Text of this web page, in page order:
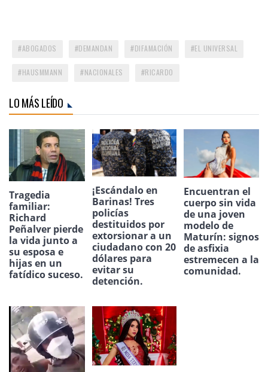
ABOGADOS DEMANDAN DIFAMACIÓN EL UNIVERSAL
HAUSMMANN NACIONALES RICARDO
LO MÁS LEÍDO
Tragedia
familiar:
Richard
Peñalver pierde
la vida junto a
su esposa e
hijas en un
fatídico suceso.
¡Escándalo en
Barinas! Tres
policías
destituidos por
extorsionar a un
ciudadano con 20
dólares para
evitar su
detención.
Encuentran el
cuerpo sin vida
de una joven
modelo de
Maturín: signos
de asfixia
estremecen a la
comunidad.